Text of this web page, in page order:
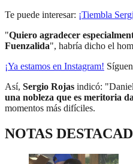
Te puede interesar: ¡Tiembla
"Quiero agradecer
Fuenzalida", habría dicho el
¡Ya estamos en Instagram!
Así, Sergio Rojas indicó:
una nobleza que es meritoria
momentos más difíciles.
NOTAS